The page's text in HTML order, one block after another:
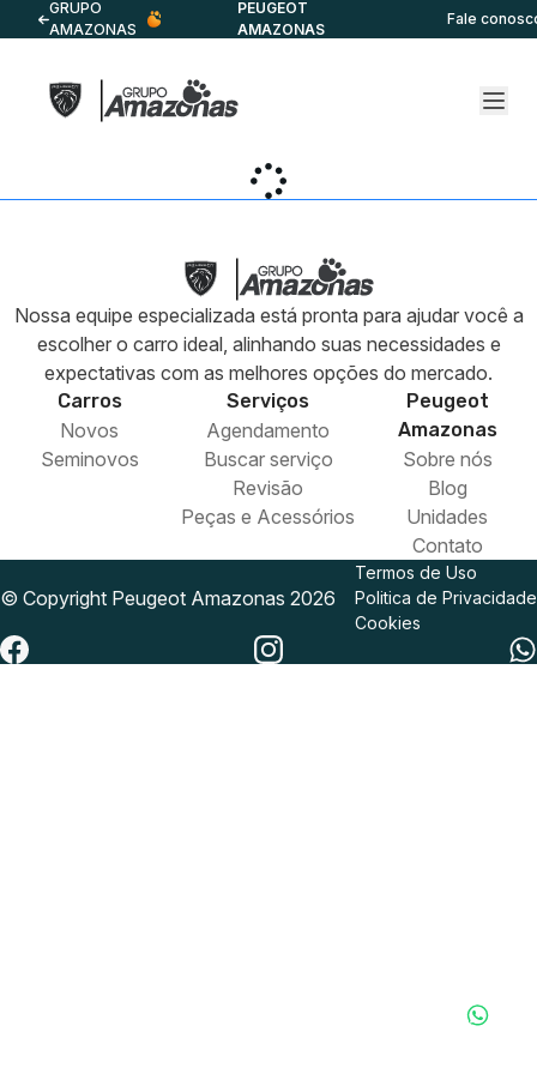
GRUPO
AMAZONAS
PEUGEOT
AMAZONAS
Fale
Nossa equipe especializada está pronta para ajudar você a
escolher o carro ideal, alinhando suas necessidades e
expectativas com as melhores opções do mercado.
Carros
Novos
Seminovos
Serviços
Agendamento
Buscar serviço
Revisão
Peças e Acessórios
Peugeot
Amazonas
Sobre nós
Blog
Unidades
Contato
© Copyright Peugeot Amazonas 2026
Termos de Uso
Politica de Privacidade
Cookies